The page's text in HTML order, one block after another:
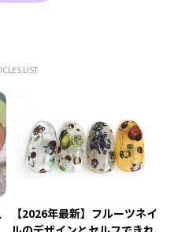
LIST
【2026年最新】フルーツネイ